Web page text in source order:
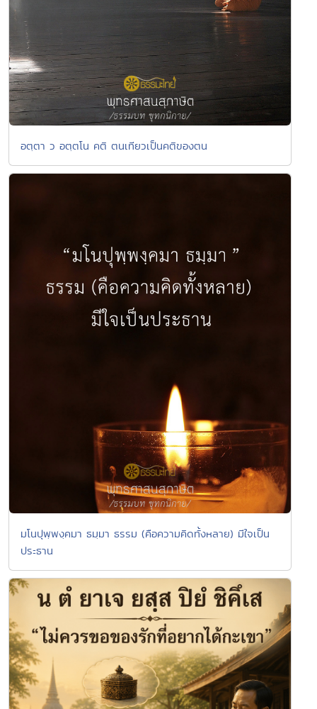
อตฺตา ว อตฺตโน คติ ตนเทียวเป็นคติของตน
มโนปุพฺพงฺคมา ธมฺมา ธรรม (คือความคิดทั้งหลาย) มีใจเป็น
ประธาน